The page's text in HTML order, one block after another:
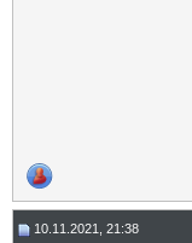
10.11.2021, 21:38